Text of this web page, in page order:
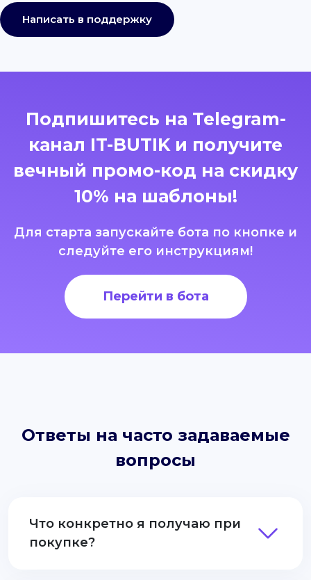
Написать в поддержку
Подпишитесь на Telegram-
канал IT-BUTIK и получите
вечный промо-код на скидку
10% на шаблоны!
Для старта запускайте бота по кнопке и
следуйте его инструкциям!
Перейти в бота
Ответы на часто задаваемые
вопросы
Что конкретно я получаю при
покупке?